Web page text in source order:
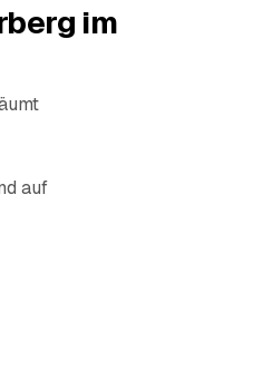
im
auf